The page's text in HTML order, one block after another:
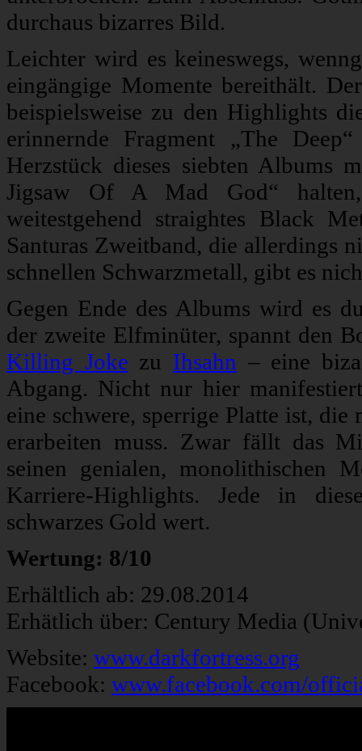
durchaus bizarres Bild.
Leichter wird es keineswegs,
eingängige Momente bereithält.
beispielsweise zu den Highlights
erinnernde Fragment „The
Herzstück dieses siebten Albums
Jigsaw Of A Mad God“
weitestgehend straightes Black
Santuras Zweitband, die allerdings
schnellen Schwarzmetall, gibt es
Gegen Ende des Albums wird es
der zweite Elfminüter, spannt den
Killing Joke zu Ihsahn – eine
Abgang. Nicht nur hier
eine schwere, sperrige Platte ist,
erarbeiten muss. Zwar fällt das
seinen genialen, monolithischen
Karriere-Highlights. Jede in
schwarzes Gold wert.
Wertung: 8/10
Erhältlich ab: 29.08.2014
Erhätlich über: Century Media
Website: www.darkfortress.org
Facebook: www.facebook.com/